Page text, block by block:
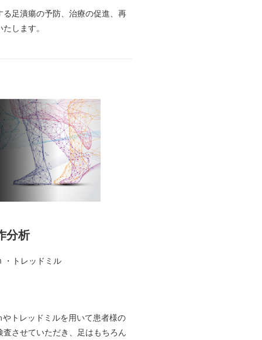
足潰瘍の予防、治療の促進、再
します。
分析
・トレッドミル
トレッドミルを用いて患者様の
させていただき、足はもちろん